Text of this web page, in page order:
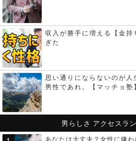
収入が勝手に増える【金
ぎた
思い通りにならないのが
男性であれ。【マッチョ塾
男らしさ アクセスラ
あなたは大丈夫？女性に嫌